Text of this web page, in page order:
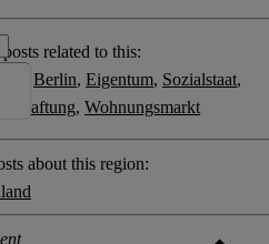
posts related to this:
Berlin, Eigentum, Sozialstaat,
, Wohnungsmarkt
about this region: